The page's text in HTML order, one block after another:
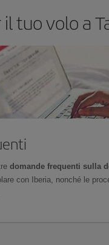
tuo volo a
domande frequenti sulla
con Iberia, nonché le